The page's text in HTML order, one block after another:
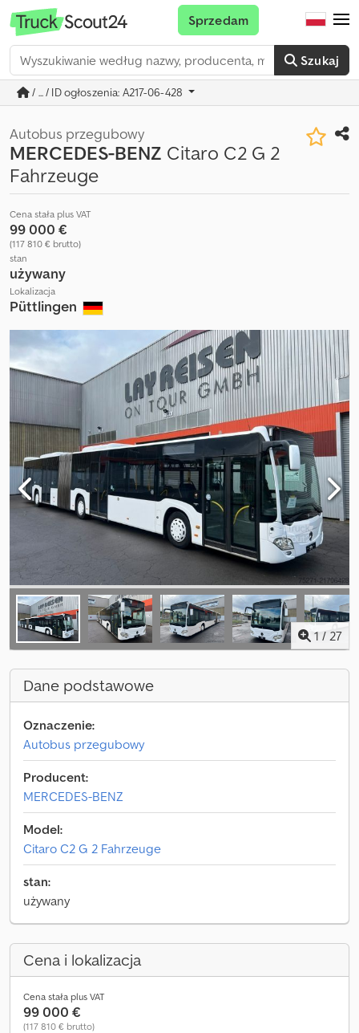
Szukaj
Sprzedam
/ ... / ID ogłoszenia: A217-06-428
Autobus przegubowy
MERCEDES-BENZ Citaro C2 G 2
Fahrzeuge
Cena stała plus VAT
99 000 €
(117 810 € brutto)
stan
używany
Lokalizacja
Püttlingen
1 / 27
Dane podstawowe
Oznaczenie:
Autobus przegubowy
Producent:
MERCEDES-BENZ
Model:
Citaro C2 G 2 Fahrzeuge
stan:
używany
Cena i lokalizacja
Cena stała plus VAT
99 000 €
(117 810 € brutto)